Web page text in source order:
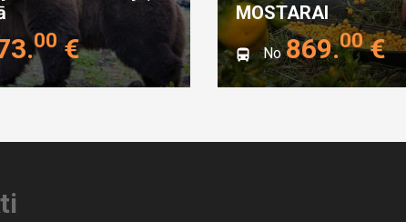
.00 €
MOSTARAI
No 869.00€